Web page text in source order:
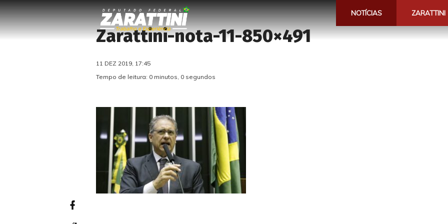
NOTÍCIAS ZARATTINI
Zarattini-nota-11-850×491
11 DEZ 2019, 17:45
Tempo de leitura: 0 minutos, 0 segundos